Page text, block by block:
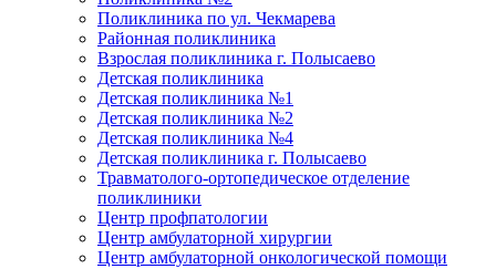
Поликлиника по ул. Чекмарева
Районная поликлиника
Взрослая поликлиника г. Полысаево
Детская поликлиника
Детская поликлиника №1
Детская поликлиника №2
Детская поликлиника №4
Детская поликлиника г. Полысаево
Травматолого-ортопедическое отделение
поликлиники
Центр профпатологии
Центр амбулаторной хирургии
Центр амбулаторной онкологической помощи